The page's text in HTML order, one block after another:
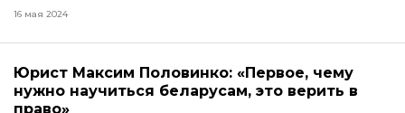
16 мая 2024
Юрист Максим Половинко: «Первое, чему
нужно научиться беларусам, это верить в
право»